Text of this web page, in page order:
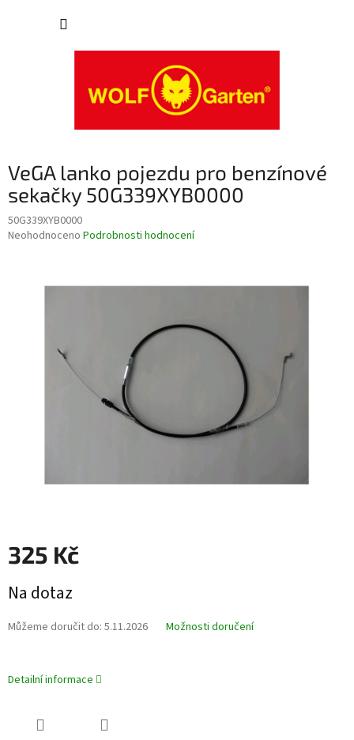
VeGA lanko pojezdu pro benzínové
sekačky 50G339XYB0000
50G339XYB0000
Průměrné
Neohodnoceno Podrobnosti hodnocení
325 Kč
cena:
Na dotaz
Můžeme doručit do: 5.11.2026 Možnosti doručení
Detailní informace